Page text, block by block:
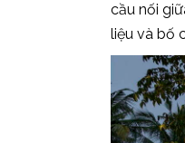
cầu nối
liệu và bố